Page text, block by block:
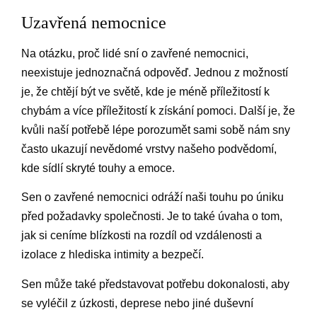
Uzavřená nemocnice
Na otázku, proč lidé sní o zavřené nemocnici,
neexistuje jednoznačná odpověď. Jednou z možností
je, že chtějí být ve světě, kde je méně příležitostí k
chybám a více příležitostí k získání pomoci. Další je, že
kvůli naší potřebě lépe porozumět sami sobě nám sny
často ukazují nevědomé vrstvy našeho podvědomí,
kde sídlí skryté touhy a emoce.
Sen o zavřené nemocnici odráží naši touhu po úniku
před požadavky společnosti. Je to také úvaha o tom,
jak si ceníme blízkosti na rozdíl od vzdálenosti a
izolace z hlediska intimity a bezpečí.
Sen může také představovat potřebu dokonalosti, aby
se vyléčil z úzkosti, deprese nebo jiné duševní